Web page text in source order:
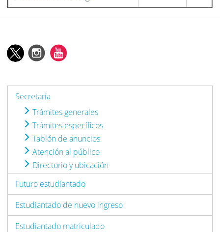
Secretaría
Trámites generales
Trámites específicos
Tablón de anuncios
Atención al público
Directorio y ubicación
Futuro estudiantado
Estudiantado de nuevo ingreso
Estudiantado matriculado